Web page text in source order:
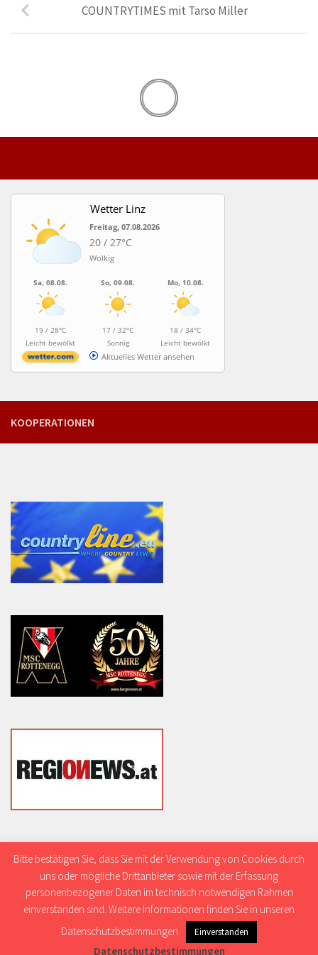
COUNTRYTIMES mit Tarso Miller
Wetter Linz
Freitag, 07.08.2026
20 / 27°C
Wolkig
Sa, 08.08.
19 / 28°C
Leicht bewölkt
So, 09.08.
17 / 32°C
Sonnig
Mo, 10.08.
18 / 34°C
Leicht bewölkt
Aktuelles Wetter ansehen
KOOPERATIONEN
© 2002-2026 Donaumedia TV-Produktion GmbH
Bitte bestätigen Sie, dass Sie mit der Verwendung von Cookies durch
uns oder mögliche Drittanbieter sowie mit der Erfassung
personenbezogener Daten im technisch notwendigen Rahmen
einverstanden sind. Weitere Informationen finden Sie in unseren
Datenschutzbestimmungen.
Einverstanden
Datenschutzbestimmungen